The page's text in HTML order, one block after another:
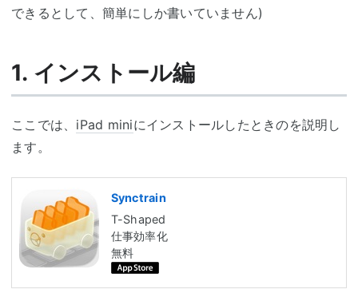
できるとして、簡単にしか書いていません)
1. インストール編
ここでは、 iPad miniにインストールしたときのを説明し
ます。
Synctrain
T-Shaped
仕事効率化
無料